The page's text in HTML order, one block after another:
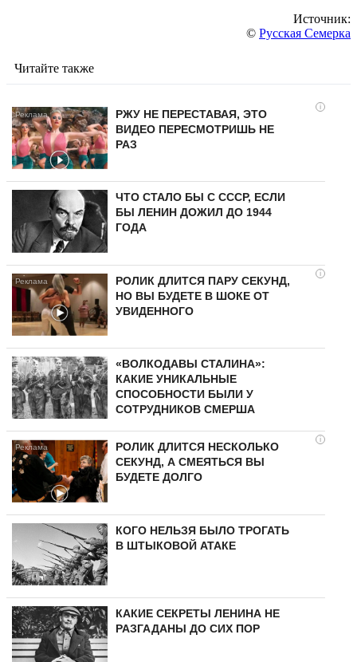
Источник:
© Русская Семерка
Читайте также
i
РЖУ НЕ ПЕРЕСТАВАЯ, ЭТО
ВИДЕО ПЕРЕСМОТРИШЬ НЕ
РАЗ
ЧТО СТАЛО БЫ С СССР, ЕСЛИ
БЫ ЛЕНИН ДОЖИЛ ДО 1944
ГОДА
i
РОЛИК ДЛИТСЯ ПАРУ СЕКУНД,
НО ВЫ БУДЕТЕ В ШОКЕ ОТ
УВИДЕННОГО
«ВОЛКОДАВЫ СТАЛИНА»:
КАКИЕ УНИКАЛЬНЫЕ
СПОСОБНОСТИ БЫЛИ У
СОТРУДНИКОВ СМЕРША
i
РОЛИК ДЛИТСЯ НЕСКОЛЬКО
СЕКУНД, А СМЕЯТЬСЯ ВЫ
БУДЕТЕ ДОЛГО
КОГО НЕЛЬЗЯ БЫЛО ТРОГАТЬ
В ШТЫКОВОЙ АТАКЕ
КАКИЕ СЕКРЕТЫ ЛЕНИНА НЕ
РАЗГАДАНЫ ДО СИХ ПОР